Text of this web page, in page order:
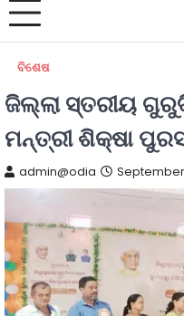
ବିଶେଷ
ଜିଲ୍ଲା ସ୍ତରୀୟ
ମନ୍ତ୍ରୀ ଶିକ୍ଷା
admin@odia